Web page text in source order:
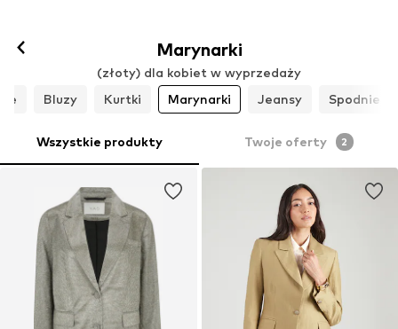
Marynarki
(złoty) dla kobiet w wyprzedaży
Bluzy Kurtki Marynarki Jeansy Spodnie
Wszystkie produkty Twoje oferty 2